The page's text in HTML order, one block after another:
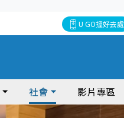
U GO搵好去處
社會 影片專區